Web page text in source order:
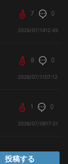
7 0
2026/07/1412:45
8 0
2026/07/11 07:12
1 0
2026/07/0617:21
投稿する